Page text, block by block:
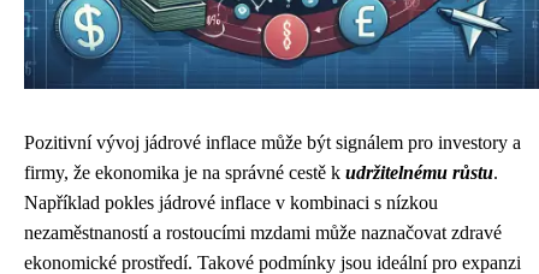
Pozitivní vývoj jádrové inflace může být signálem pro investory a
firmy, že ekonomika je na správné cestě k udržitelnému růstu.
Například pokles jádrové inflace v kombinaci s nízkou
nezaměstnaností a rostoucími mzdami může naznačovat zdravé
ekonomické prostředí. Takové podmínky jsou ideální pro expanzi